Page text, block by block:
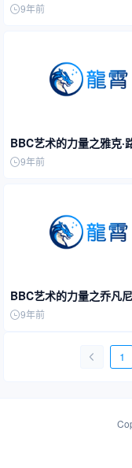
9年前
BBC艺术的力量之雅克·
卫9年前
BBC艺术的力量之乔凡
佐·贝尼尼
9年前
1